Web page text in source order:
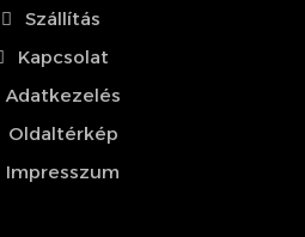
Szállítás
Kapcsolat
Adatkezelés
Oldaltérkép
Impresszum